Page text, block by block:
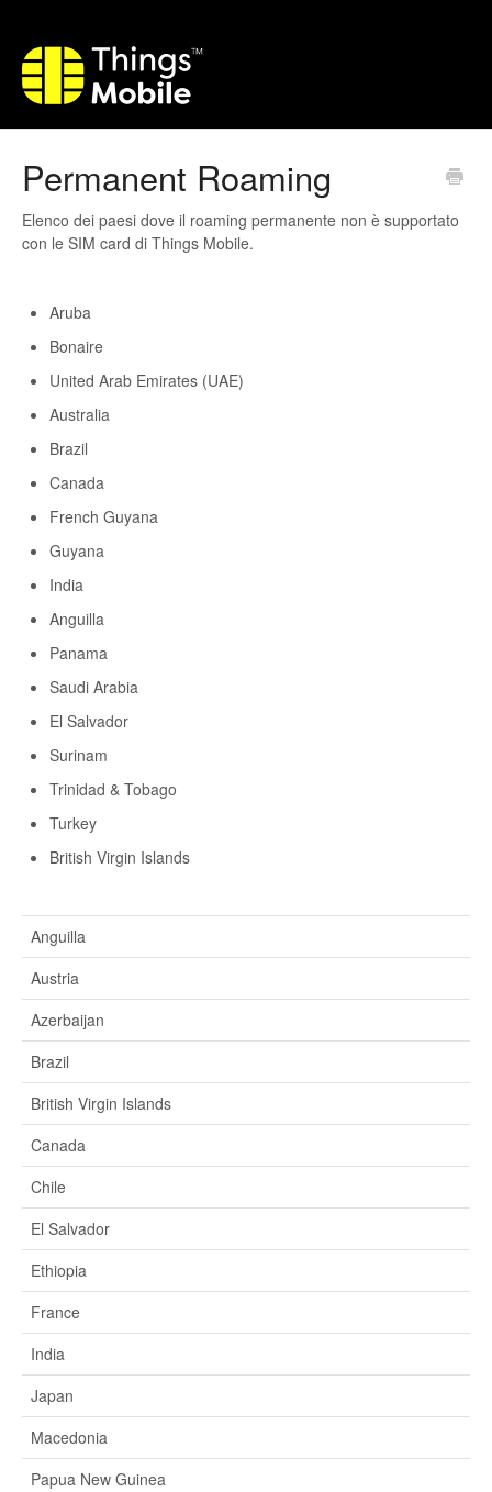
Permanent Roaming
Elenco dei paesi dove il roaming permanente non è supportato
con le SIM card di Things Mobile.
Aruba
Bonaire
United Arab Emirates (UAE)
Australia
Brazil
Canada
French Guyana
Guyana
India
Anguilla
Panama
Saudi Arabia
El Salvador
Surinam
Trinidad & Tobago
Turkey
British Virgin Islands
Anguilla
Austria
Azerbaijan
Brazil
British Virgin Islands
Canada
Chile
El Salvador
Ethiopia
France
India
Japan
Macedonia
Papua New Guinea